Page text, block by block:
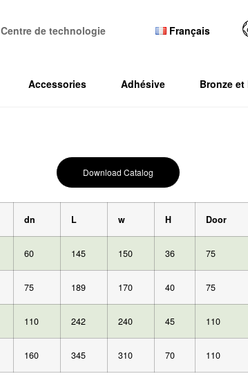
Centre de technologie Français
Accessories Adhésive Bronze
Download Catalog
dn L w H Door
60 145 150 36 75
75 189 170 40 75
110 242 240 45 110
160 345 310 70 110